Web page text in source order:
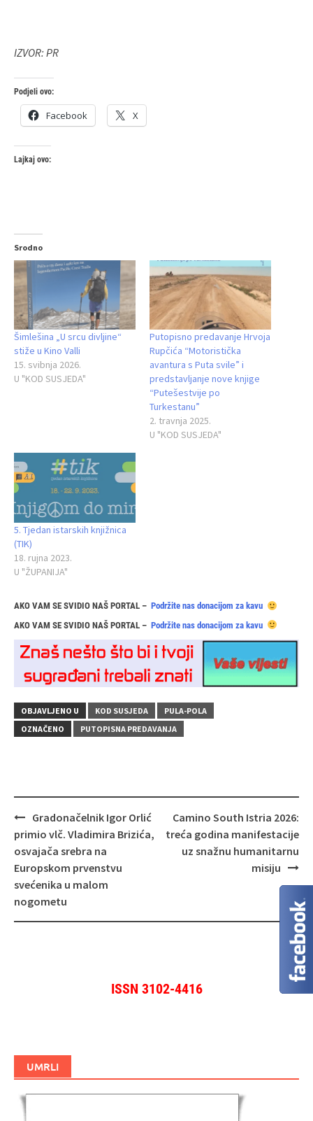
IZVOR: PR
Podjeli ovo:
Facebook X
Lajkaj ovo:
Srodno
Šimlešina „U srcu divljine“
stiže u Kino Valli
15. svibnja 2026.
U "KOD SUSJEDA"
Putopisno predavanje Hrvoja
Rupčića “Motoristička
avantura s Puta svile” i
predstavljanje nove knjige
“Putešestvije po
Turkestanu”
2. travnja 2025.
U "KOD SUSJEDA"
5. Tjedan istarskih knjižnica
(TIK)
18. rujna 2023.
U "ŽUPANIJA"
AKO VAM SE SVIDIO NAŠ PORTAL – Podržite nas donacijom za kavu
AKO VAM SE SVIDIO NAŠ PORTAL – Podržite nas donacijom za kavu
OBJAVLJENO U KOD SUSJEDA
PULA-POLA
OZNAČENO
PUTOPISNA PREDAVANJA
Navigacija
objava
Gradonačelnik Igor Orlić
primio vlč. Vladimira Brizića,
osvajača srebra na
Europskom prvenstvu
svećenika u malom
nogometu
Camino South Istria 2026:
treća godina manifestacije
uz snažnu humanitarnu
misiju
ISSN 3102-4416
UMRLI